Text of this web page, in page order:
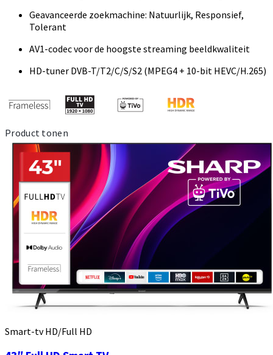
Geavanceerde zoekmachine: Natuurlijk, Responsief,
Tolerant
AV1-codec voor de hoogste streaming beeldkwaliteit
HD-tuner DVB-T/T2/C/S/S2 (MPEG4 + 10-bit HEVC/H.265)
Product tonen
Smart-tv HD/Full HD